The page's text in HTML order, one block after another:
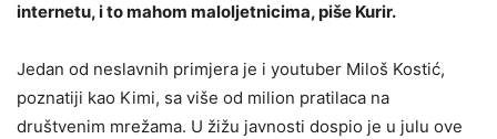
internetu, i to mahom maloljetnicima, piše Kurir.
Jedan od neslavnih primjera je i youtuber Miloš Kostić,
poznatiji kao Kimi, sa više od milion pratilaca na
društvenim mrežama. U žižu javnosti dospio je u julu ove